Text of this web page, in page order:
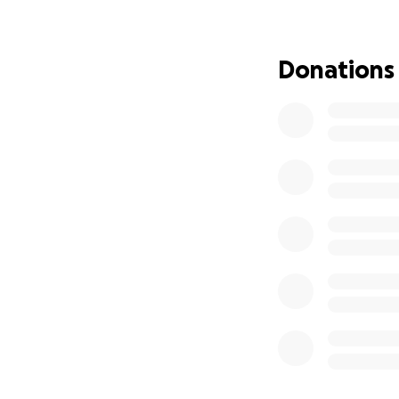
Ich habe keine
bin ich an einem
Donations